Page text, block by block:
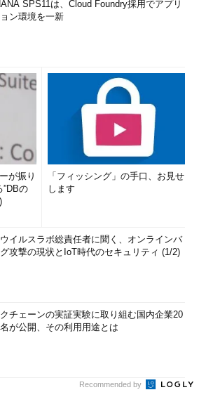
SPS11は、Cloud Foundry採用でアプリ
ン環境を一新
が振り
”DBの
「フィッシング」の手口、お見せ
します
イルスラボ総責任者に聞く、オンラインバ
攻撃の現状とIoT時代のセキュリティ (1/2)
チェーンの実証実験に取り組む国内企業20
が公開、その利用用途とは
Recommended by